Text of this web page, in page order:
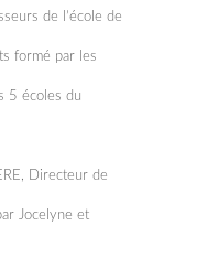
de l’école de
formé par les
5 écoles du
Directeur de
Jocelyne et